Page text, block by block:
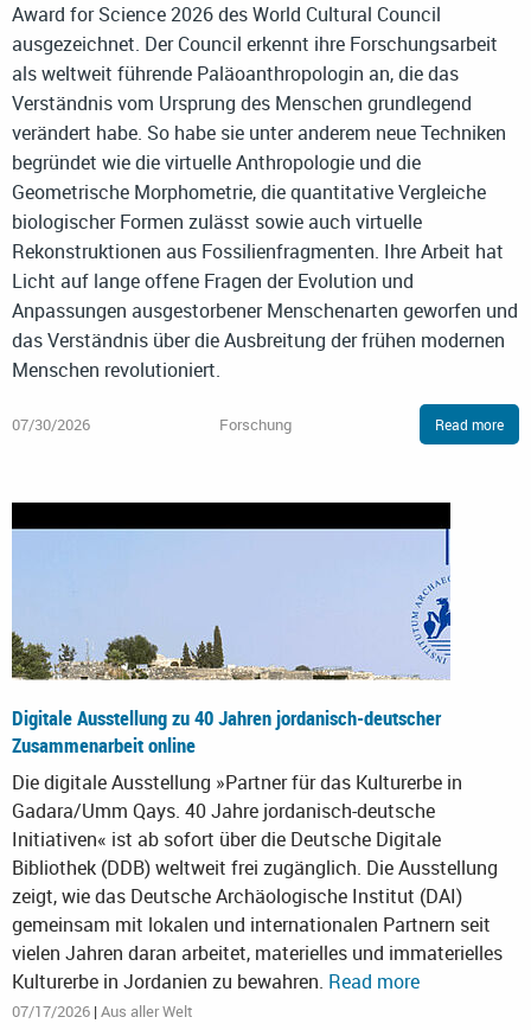
Award for Science 2026 des World Cultural Council
ausgezeichnet. Der Council erkennt ihre Forschungsarbeit
als weltweit führende Paläoanthropologin an, die das
Verständnis vom Ursprung des Menschen grundlegend
verändert habe. So habe sie unter anderem neue Techniken
begründet wie die virtuelle Anthropologie und die
Geometrische Morphometrie, die quantitative Vergleiche
biologischer Formen zulässt sowie auch virtuelle
Rekonstruktionen aus Fossilienfragmenten. Ihre Arbeit hat
Licht auf lange offene Fragen der Evolution und
Anpassungen ausgestorbener Menschenarten geworfen und
das Verständnis über die Ausbreitung der frühen modernen
Menschen revolutioniert.
07/30/2026 Forschung Read more
Digitale Ausstellung zu 40 Jahren jordanisch-deutscher
Zusammenarbeit online
Die digitale Ausstellung »Partner für das Kulturerbe in
Gadara/Umm Qays. 40 Jahre jordanisch-deutsche
Initiativen« ist ab sofort über die Deutsche Digitale
Bibliothek (DDB) weltweit frei zugänglich. Die Ausstellung
zeigt, wie das Deutsche Archäologische Institut (DAI)
gemeinsam mit lokalen und internationalen Partnern seit
vielen Jahren daran arbeitet, materielles und immaterielles
Kulturerbe in Jordanien zu bewahren. Read more
07/17/2026 |Aus aller Welt